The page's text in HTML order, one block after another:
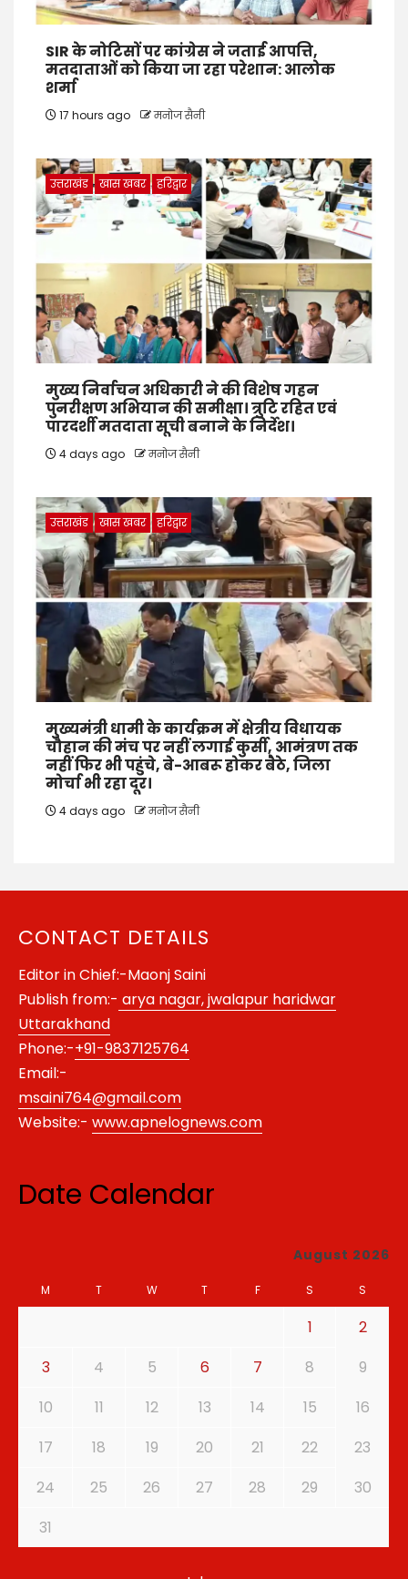
SIR के नोटिसों पर कांग्रेस ने जताई आपत्ति,
मतदाताओं को किया जा रहा परेशान: आलोक
शर्मा
17 hours ago मनोज सैनी
उत्तराखंड खास खबर हरिद्वार
मुख्य निर्वाचन अधिकारी ने की विशेष गहन
पुनरीक्षण अभियान की समीक्षा। त्रुटि रहित एवं
पारदर्शी मतदाता सूची बनाने के निर्देश।
4 days ago मनोज सैनी
उत्तराखंड खास खबर हरिद्वार
मुख्यमंत्री धामी के कार्यक्रम में क्षेत्रीय विधायक
चौहान की मंच पर नहीं लगाई कुर्सी, आमंत्रण तक
नहीं फिर भी पहुंचे, बे-आबरू होकर बैठे, जिला
मोर्चा भी रहा दूर।
4 days ago मनोज सैनी
CONTACT DETAILS
Editor in Chief:-Maonj Saini
Publish from:- arya nagar, jwalapur haridwar
Uttarakhand
Phone:-+91-9837125764
Email:-
msaini764@gmail.com
Website:- www.apnelognews.com
Date Calendar
August 2026
M T W T F S S
1
2
3
4 5 6 7 8
9
10
11 12 13 14 15
16
17
18 19 20 21 22
23
24
25 26 27 28 29
30
31